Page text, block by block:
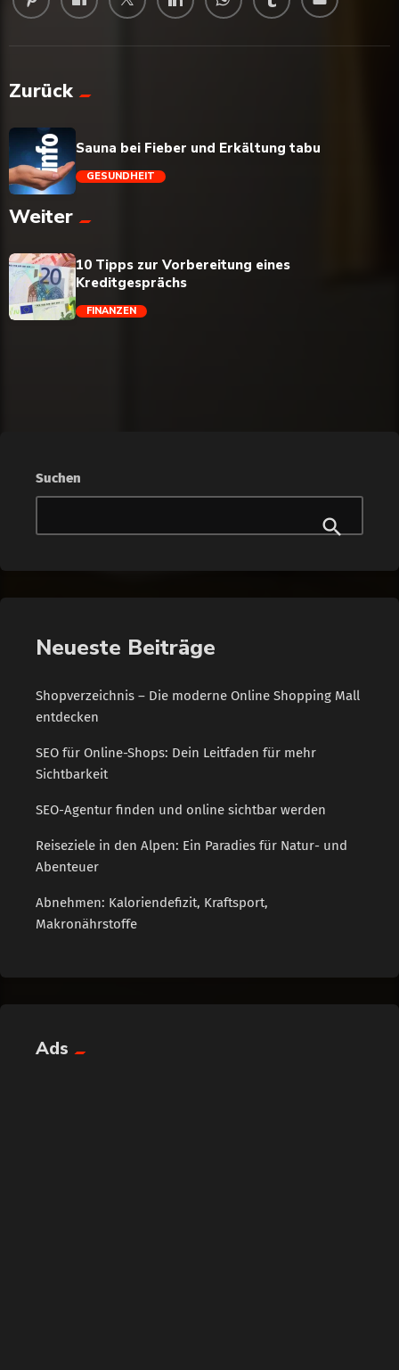
Zurück
trending_flat
Sauna bei Fieber und Erkältung tabu
GESUNDHEIT
Weiter
10 Tipps zur Vorbereitung eines
Kreditgesprächs
FINANZEN
Suchen
Neueste Beiträge
Shopverzeichnis – Die moderne Online Shopping Mall
entdecken
SEO für Online-Shops: Dein Leitfaden für mehr
Sichtbarkeit
SEO-Agentur finden und online sichtbar werden
Reiseziele in den Alpen: Ein Paradies für Natur- und
Abenteuer
Abnehmen: Kaloriendefizit, Kraftsport,
Makronährstoffe
Ads